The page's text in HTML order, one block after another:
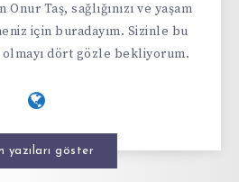
Taş, sağlığınızı ve yaşam
için buradayım. Sizinle bu
dört gözle bekliyorum.
yazıları göster